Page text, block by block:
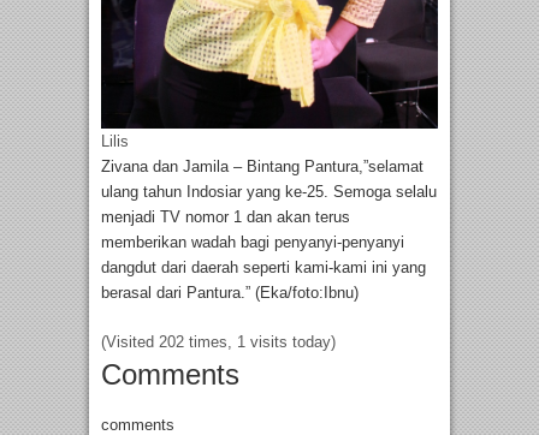
Lilis
Zivana dan Jamila – Bintang Pantura,”selamat
ulang tahun Indosiar yang ke-25. Semoga selalu
menjadi TV nomor 1 dan akan terus
memberikan wadah bagi penyanyi-penyanyi
dangdut dari daerah seperti kami-kami ini yang
berasal dari Pantura.” (Eka/foto:Ibnu)
(Visited 202 times, 1 visits today)
Comments
comments